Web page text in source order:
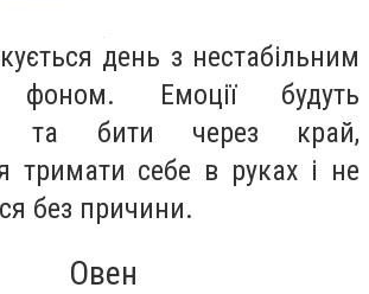
день з нестабільним
фоном. Емоції будуть
та бити через край,
тримати себе в руках і не
без причини.
Овен